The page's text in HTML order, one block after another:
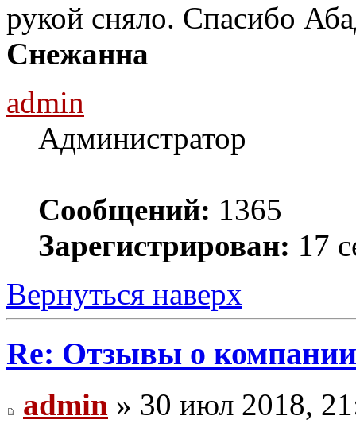
рукой сняло. Спасибо
Снежанна
admin
Администратор
Сообщений: 1365
Зарегистрирован: 17
Вернуться наверх
Re: Отзывы о компании
admin » 30 июл 2018,